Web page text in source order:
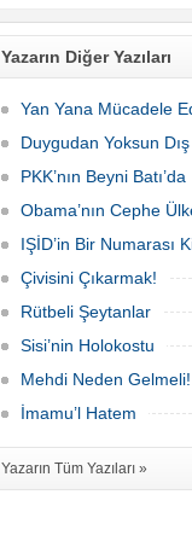
Yazarın Diğer Yazıları
Yan Yana Mücadele
Duygudan Yoksun
PKK’nın Beyni Batı’da
Obama’nın Cephe
IŞİD’in Bir Numarası
Çivisini Çıkarmak!
Rütbeli Şeytanlar
Sisi’nin Holokostu
Mehdi Neden Gelmeli!
İmamu’l Hatem
Yazarın Tüm Yazıları »